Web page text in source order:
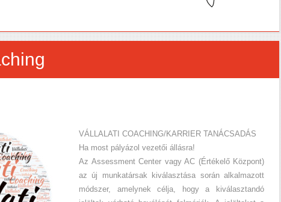
VÁLLALATI COACHING/KARRIER TANÁCSADÁS
Ha most pályázol vezetői állásra!
Az Assessment Center vagy AC (Értékelő Központ)
az új munkatársak kiválasztása során alkalmazott
módszer, amelynek célja, hogy a kiválasztandó